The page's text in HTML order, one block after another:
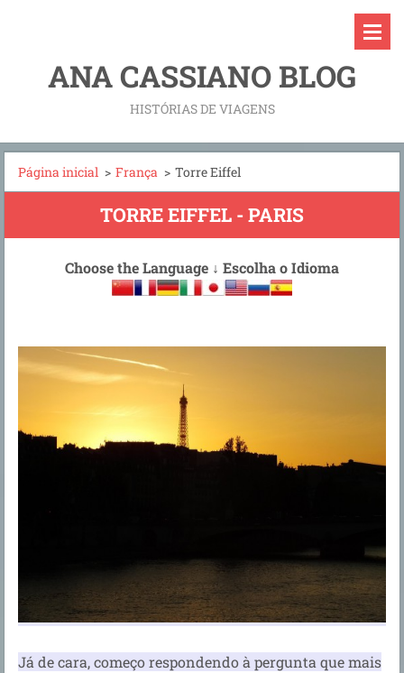
ANA CASSIANO BLOG
HISTÓRIAS DE VIAGENS
Página inicial > França > Torre Eiffel
TORRE EIFFEL - PARIS
Choose the Language ↓ Escolha o Idioma
Já de cara, começo respondendo à pergunta que mais